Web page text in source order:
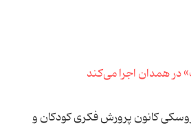
عروسکی کانون پرورش فکری کودکان و